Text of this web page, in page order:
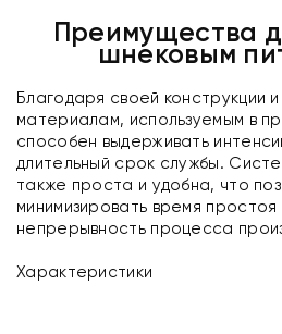
Преимущества
шнековым
Благодаря своей конструкции
материалам, используемым в
способен выдерживать
длительный срок службы.
также проста и удобна, что
минимизировать время
непрерывность процесса
Характеристики